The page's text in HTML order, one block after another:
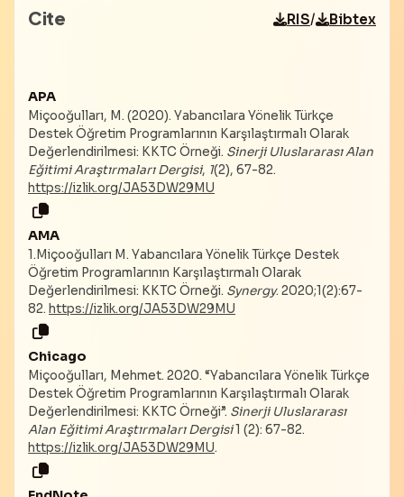
Cite RIS/ Bibtex
APA
Miçooğulları, M. (2020). Yabancılara Yönelik Türkçe
Destek Öğretim Programlarının Karşılaştırmalı Olarak
Değerlendirilmesi: KKTC Örneği. Sinerji Uluslararası Alan
Eğitimi Araştırmaları Dergisi, 1(2), 67-82.
https://izlik.org/JA53DW29MU
AMA
1.Miçooğulları M. Yabancılara Yönelik Türkçe Destek
Öğretim Programlarının Karşılaştırmalı Olarak
Değerlendirilmesi: KKTC Örneği. Synergy. 2020;1(2):67-
82. https://izlik.org/JA53DW29MU
Chicago
Miçooğulları, Mehmet. 2020. “Yabancılara Yönelik Türkçe
Destek Öğretim Programlarının Karşılaştırmalı Olarak
Değerlendirilmesi: KKTC Örneği”. Sinerji Uluslararası
Alan Eğitimi Araştırmaları Dergisi1 (2): 67-82.
https://izlik.org/JA53DW29MU.